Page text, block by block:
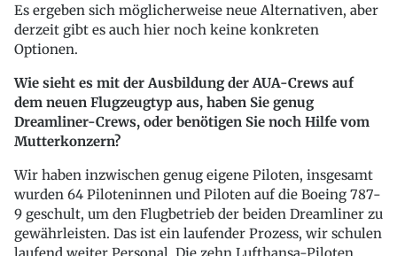
Es ergeben sich möglicherweise neue Alternativen, aber
derzeit gibt es auch hier noch keine konkreten
Optionen.
Wie sieht es mit der Ausbildung der AUA-Crews auf
dem neuen Flugzeugtyp aus, haben Sie genug
Dreamliner-Crews, oder benötigen Sie noch Hilfe vom
Mutterkonzern?
Wir haben inzwischen genug eigene Piloten, insgesamt
wurden 64 Piloteninnen und Piloten auf die Boeing 787-
9 geschult, um den Flugbetrieb der beiden Dreamliner zu
gewährleisten. Das ist ein laufender Prozess, wir schulen